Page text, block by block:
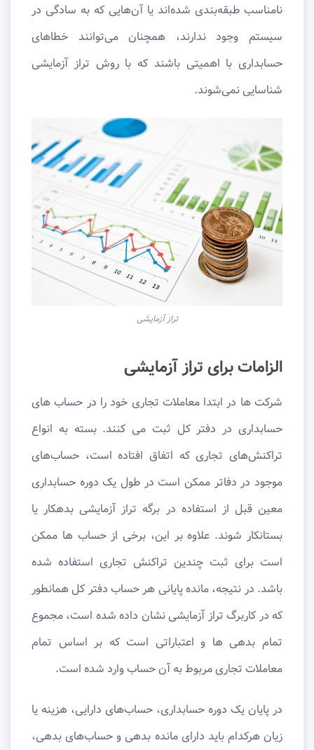
نامناسب طبقه‌بندی شده‌اند یا آن‌هایی که به سادگی در
سیستم وجود ندارند، همچنان می‌توانند خطاهای
حسابداری با اهمیتی باشند که با روش تراز آزمایشی
شناسایی نمی‌شوند.
تراز آزمایشی
الزامات برای تراز آزمایشی
شرکت ها در ابتدا معاملات تجاری خود را در حساب های
حسابداری در دفتر کل ثبت می کنند. بسته به انواع
تراکنش‌های تجاری که اتفاق افتاده است، حساب‌های
موجود در دفاتر ممکن است در طول یک دوره حسابداری
معین قبل از استفاده در برگه تراز آزمایشی بدهکار یا
بستانکار شوند. علاوه بر این، برخی از حساب ها ممکن
است برای ثبت چندین تراکنش تجاری استفاده شده
باشد. در نتیجه، مانده پایانی هر حساب دفتر کل همانطور
که در کاربرگ تراز آزمایشی نشان داده شده است، مجموع
تمام بدهی ها و اعتباراتی است که بر اساس تمام
معاملات تجاری مربوط به آن حساب وارد شده است.
در پایان یک دوره حسابداری، حساب‌های دارایی، هزینه یا
زیان هرکدام باید دارای مانده بدهی و حساب‌های بدهی،